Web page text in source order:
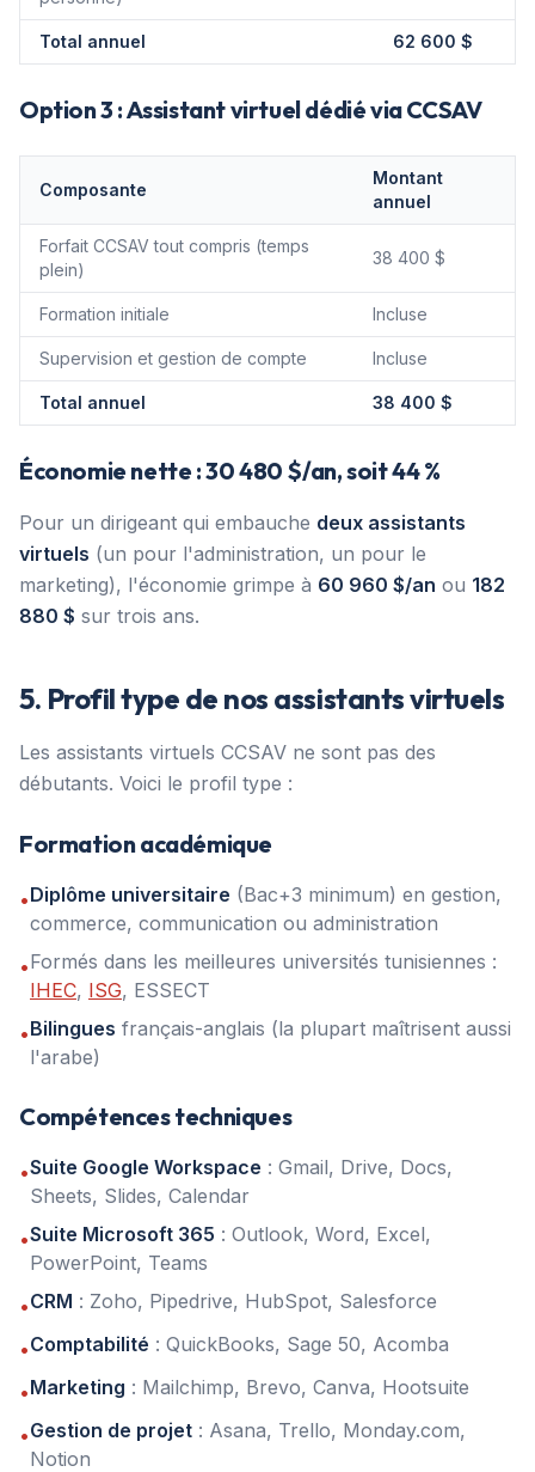
Total annuel 62 600 $
Option 3 : Assistant virtuel dédié via CCSAV
Composante
Montant
annuel
Forfait CCSAV tout compris (temps
plein)
38 400 $
Formation initiale Incluse
Supervision et gestion de compte Incluse
Total annuel 38 400 $
Économie nette : 30 480 $/an, soit 44 %
Pour un dirigeant qui embauche deux assistants
virtuels (un pour l'administration, un pour le
marketing), l'économie grimpe à 60 960 $/an ou 182
880 $ sur trois ans.
5. Profil type de nos assistants virtuels
Les assistants virtuels CCSAV ne sont pas des
débutants. Voici le profil type :
Formation académique
•Diplôme universitaire (Bac+3 minimum) en gestion,
commerce, communication ou administration
•Formés dans les meilleures universités tunisiennes :
IHEC, ISG, ESSECT
•Bilingues français-anglais (la plupart maîtrisent aussi
l'arabe)
Compétences techniques
•Suite Google Workspace : Gmail, Drive, Docs,
Sheets, Slides, Calendar
•Suite Microsoft 365 : Outlook, Word, Excel,
PowerPoint, Teams
•CRM : Zoho, Pipedrive, HubSpot, Salesforce
•Comptabilité : QuickBooks, Sage 50, Acomba
•Marketing : Mailchimp, Brevo, Canva, Hootsuite
•Gestion de projet : Asana, Trello, Monday.com,
Notion